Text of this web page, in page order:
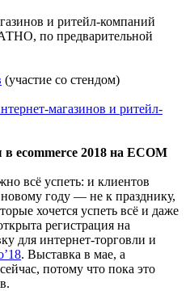
и ритейл-компаний
по предварительной
(участие со стендом)
магазинов и ритейл-
ecommerce 2018 на ECOM
всё успеть: и клиентов
году — не к празднику,
хочется успеть всё и даже
регистрация на
для интернет-торговли и
. Выставка в мае, а
потому что пока это